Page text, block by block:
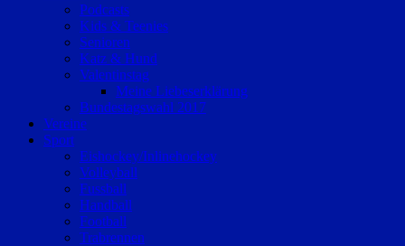
Podcasts
Kids & Teenies
Senioren
Katz & Hund
Valentinstag
Meine Liebeserklärung
Bundestagswahl 2017
Vereine
Sport
Eishockey/Inlinehockey
Volleyball
Fussball
Handball
Football
Trabrennen